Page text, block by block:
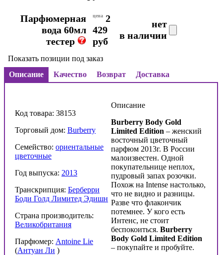
Парфюмерная
вода 60мл
тестер
цена 2
429
руб
нет
в наличии
Показать позиции под заказ
Описание
Качество Возврат Доставка
Код товара: 38153
Торговый дом: Burberry
Семейство: ориентальные
цветочные
Год выпуска: 2013
Транскрипция: Берберри
Боди Голд Лимитед Эдишн
Страна производитель:
Великобритания
Парфюмер: Antoine Lie
(Антуан Ли )
Описание
Burberry Body Gold
Limited Edition – женский
восточный цветочный
парфюм 2013г. В России
малоизвестен. Одной
покупательнице неплох,
пудровый запах розочки.
Похож на Intense настолько,
что не видно и разницы.
Разве что флакончик
потемнее. У кого есть
Интенс, не стоит
беспокоиться. Burberry
Body Gold Limited Edition
– покупайте и пробуйте.